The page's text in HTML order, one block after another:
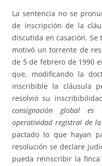
La sentencia no se
de inscripción de la
discutida en casación.
motivó un torrente de
de 5 de febrero de 1990
que, modificando la
inscribible la cláusula
resolvió su
consignación global es
operatividad registral de la
pactado lo que hayan
resolución se declare
pueda reinscribir la